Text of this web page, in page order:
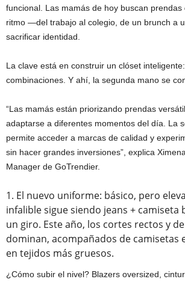
funcional. Las mamás de hoy buscan prendas
ritmo —del trabajo al colegio, de un brunch a
sacrificar identidad.
La clave está en construir un clóset
combinaciones. Y ahí, la segunda mano se
“Las mamás están priorizando prendas
adaptarse a diferentes momentos del día. La
permite acceder a marcas de calidad y
sin hacer grandes inversiones”, explica
Manager de GoTrendier.
1. El nuevo uniforme: básico, pero
infalible sigue siendo jeans + camiseta
un giro. Este año, los cortes rectos y
dominan, acompañados de camisetas
en tejidos más gruesos.
¿Cómo subir el nivel? Blazers oversized,